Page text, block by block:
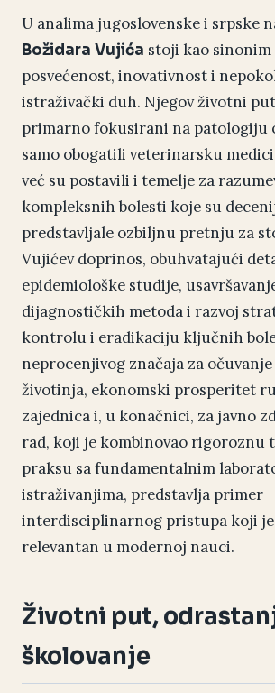
U analima jugoslovenske i srpske
Božidara Vujića stoji kao sinonim
posvećenost, inovativnost i
istraživački duh. Njegov životni
primarno fokusirani na patologiju
samo obogatili veterinarsku
već su postavili i temelje za
kompleksnih bolesti koje su
predstavljale ozbiljnu pretnju za
Vujićev doprinos, obuhvatajući
epidemiološke studije,
dijagnostičkih metoda i razvoj
kontrolu i eradikaciju ključnih
neprocenjivog značaja za
životinja, ekonomski prosperitet
zajednica i, u konačnici, za javno
rad, koji je kombinovao rigoroznu
praksu sa fundamentalnim
istraživanjima, predstavlja primer
interdisciplinarnog pristupa koji je
relevantan u modernoj nauci.
Životni put,
školovanje